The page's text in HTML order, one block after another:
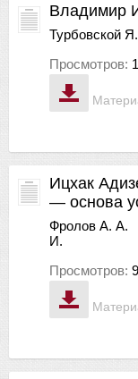
Владимир
Турбовской Я.
Просмотров:
Ицхак
— основа
Фролов А. А.
И.
Просмотров: